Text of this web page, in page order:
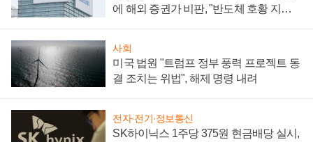
에 해외 증권가 비판, "반도체 호황 지속
사회
미국 법원 "트럼프 정부 풍력 프로젝트 동
결 조치는 위법", 해제 명령 내려
전자·전기·정보통신
SK하이닉스 1주당 375원 현금배당 실시,